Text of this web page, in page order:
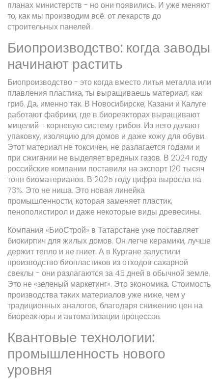
планах министерств - но они появились. И уже меняют
то, как мы производим всё: от лекарств до
строительных панелей.
Биопроизводство: когда заводы
начинают растить
Биопроизводство - это когда вместо литья металла или
плавления пластика, ты выращиваешь материал, как
гриб. Да, именно так. В Новосибирске, Казани и Калуге
работают фабрики, где в биореакторах выращивают
мицелий - корневую систему грибов. Из него делают
упаковку, изоляцию для домов и даже кожу для обуви.
Этот материал не токсичен, не разлагается годами и
при сжигании не выделяет вредных газов. В 2024 году
российские компании поставили на экспорт 120 тысяч
тонн биоматериалов. В 2025 году цифра выросла на
73%. Это не ниша. Это новая линейка
промышленности, которая заменяет пластик,
пенополистирол и даже некоторые виды древесины.
Компания «БиоСтрой» в Татарстане уже поставляет
биокирпич для жилых домов. Он легче керамики, лучше
держит тепло и не гниет. А в Кургане запустили
производство биопластиков из отходов сахарной
свеклы - они разлагаются за 45 дней в обычной земле.
Это не «зеленый маркетинг». Это экономика. Стоимость
производства таких материалов уже ниже, чем у
традиционных аналогов, благодаря снижению цен на
биореакторы и автоматизации процессов.
Квантовые технологии:
промышленность нового
уровня